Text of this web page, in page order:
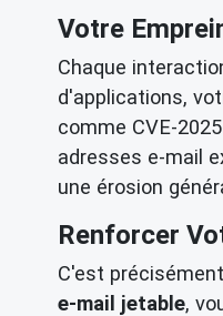
Votre
Chaque
d'applications,
comme CVE-
adresses e-mail
une érosion
Renforcer
C'est
e-mail jetable,